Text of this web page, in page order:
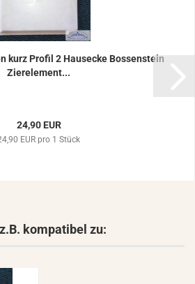
kurz Pro­fil 2 Haus­ecke Bos­sen­stein
Zier­ele­ment...
24,90 EUR
EUR pro 1 Stück
kompatibel zu: